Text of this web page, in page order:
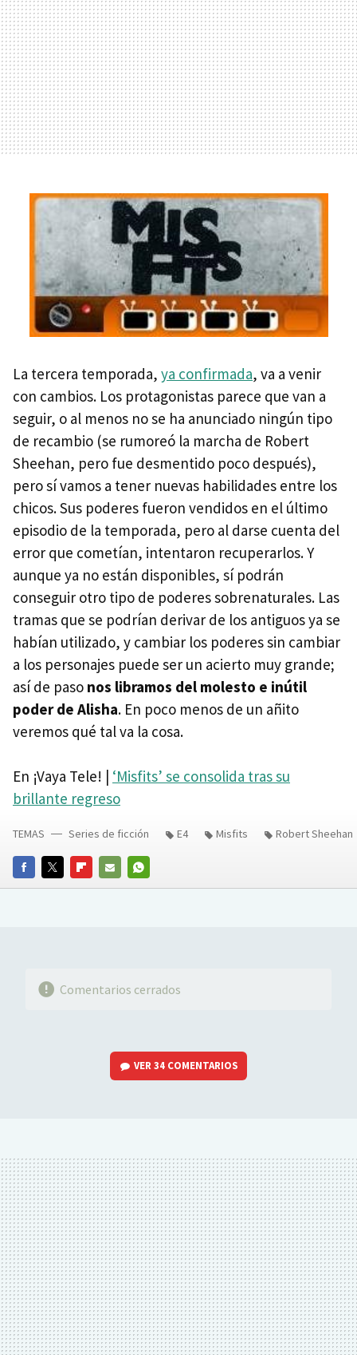
La tercera temporada, ya confirmada, va a venir
con cambios. Los protagonistas parece que van a
seguir, o al menos no se ha anunciado ningún tipo
de recambio (se rumoreó la marcha de Robert
Sheehan, pero fue desmentido poco después),
pero sí vamos a tener nuevas habilidades entre los
chicos. Sus poderes fueron vendidos en el último
episodio de la temporada, pero al darse cuenta del
error que cometían, intentaron recuperarlos. Y
aunque ya no están disponibles, sí podrán
conseguir otro tipo de poderes sobrenaturales. Las
tramas que se podrían derivar de los antiguos ya se
habían utilizado, y cambiar los poderes sin cambiar
a los personajes puede ser un acierto muy grande;
así de paso nos libramos del molesto e inútil
poder de Alisha. En poco menos de un añito
veremos qué tal va la cosa.
En ¡Vaya Tele! | ‘Misfits’ se consolida tras su
brillante regreso
FACEBOOKTWITTERFLIPBOARD
E-
WHATSAPP
TEMAS Series de ficción E4 Misfits Robert Sheehan
Comentarios cerrados
VER34 COMENTARIOS